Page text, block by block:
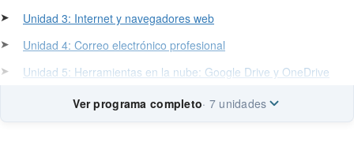
➤
Unidad 3: Internet y navegadores web
➤
Unidad 4: Correo electrónico profesional
➤
Unidad 5: Herramientas en la nube: Google Drive y OneDrive
Ver programa completo· 7 unidades